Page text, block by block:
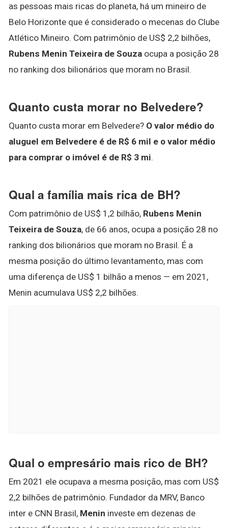
as pessoas mais ricas do planeta, há um mineiro de
Belo Horizonte que é considerado o mecenas do Clube
Atlético Mineiro. Com patrimônio de US$ 2,2 bilhões,
Rubens Menin Teixeira de Souza ocupa a posição 28
no ranking dos bilionários que moram no Brasil.
Quanto custa morar no Belvedere?
Quanto custa morar em Belvedere? O valor médio do
aluguel em Belvedere é de R$ 6 mil e o valor médio
para comprar o imóvel é de R$ 3 mi.
Qual a família mais rica de BH?
Com patrimônio de US$ 1,2 bilhão, Rubens Menin
Teixeira de Souza, de 66 anos, ocupa a posição 28 no
ranking dos bilionários que moram no Brasil. É a
mesma posição do último levantamento, mas com
uma diferença de US$ 1 bilhão a menos — em 2021,
Menin acumulava US$ 2,2 bilhões.
Qual o empresário mais rico de BH?
Em 2021 ele ocupava a mesma posição, mas com US$
2,2 bilhões de patrimônio. Fundador da MRV, Banco
inter e CNN Brasil, Menin investe em dezenas de